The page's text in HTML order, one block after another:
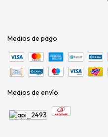
Medios de pago
Medios de envío